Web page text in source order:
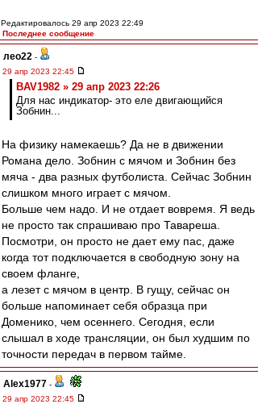
Редактировалось 29 апр 2023 22:49
Последнее сообщение
лео22 -
29 апр 2023 22:45
BAV1982 » 29 апр 2023 22:26
Для нас индикатор- это еле двигающийся
Зобнин...
На физику намекаешь? Да не в движении
Романа дело. Зобнин с мячом и Зобнин без
мяча - два разных футболиста. Сейчас Зобнин
слишком много играет с мячом.
Больше чем надо. И не отдает вовремя. Я ведь
не просто так спрашиваю про Тавареша.
Посмотри, он просто не дает ему пас, даже
когда тот подключается в свободную зону на
своем фланге,
а лезет с мячом в центр. В гущу, сейчас он
больше напоминает себя образца при
Доменико, чем осеннего. Сегодня, если
слышал в ходе трансляции, он был худшим по
точности передач в первом тайме.
Alex1977 -
29 апр 2023 22:45